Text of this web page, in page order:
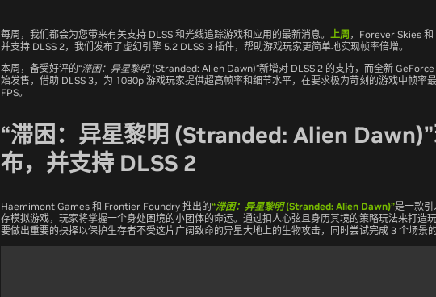
每周，我们都会为您带来有关支持 DLSS 和光线追踪游戏和应用的最新消息。 上周 ， Forever Skies 和
并支持 DLSS 2，我们发布了虚幻引擎 5.2 DLSS 3 插件，帮助游戏玩家更简单地实现帧率倍增。
本周，备受好评的“滞困：异星黎明 (Stranded: Alien Dawn)”新增对 DLSS 2 的支持，而全新
始发售，借助 DLSS 3，为 1080p 游戏玩家提供超高帧率和细节水平，在要求极为苛刻的游戏中帧率
FPS。
“滞困：异星黎明 (Stranded: Alien
布，并支持 DLSS 2
Haemimont Games 和 Frontier Foundry 推出的“滞困：异星黎明 (Stranded: Alien Dawn)”是一款引
存模拟游戏，玩家将掌握一个身处困境的小团体的命运。通过扣人心弦且身历其境的策略玩法来打造
要做出重要的抉择以保护生存者不受这片广阔致命的异星大地上的生物攻击，同时尝试完成 3 个场景的